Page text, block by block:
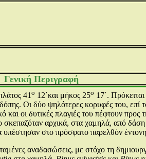
Γενική Περιγραφή
41 ο 12΄και μήκος 25ο 17΄.
Οι δύο ψηλότερες κορυφές του, επί
και οι δυτικές πλαγιές του πέφτουν
αρχικά, στα χαμηλά, από
στο πρόσφατο παρελθόν
αναδασώσεις, με στόχο τη